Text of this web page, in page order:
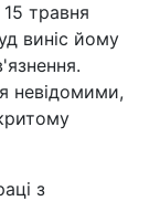
15 травня
виніс йому
невідомими,
з